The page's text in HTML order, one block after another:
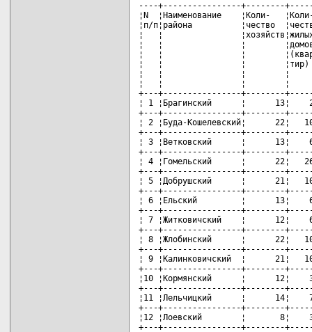
----+----------------+--------
¦N  ¦Наименование    ¦Коли-
¦п/п¦района          ¦чество
¦   ¦                ¦хозяйств¦жилых
¦   ¦                ¦        ¦домов
¦   ¦                ¦        ¦(квар-¦в
¦   ¦                ¦        ¦тир)
¦   ¦                ¦        ¦      ¦
¦   ¦                ¦        ¦
+---+----------------+--------
¦ 1 ¦Брагинский      ¦
+---+----------------+--------
¦ 2 ¦Буда-Кошелевский¦
+---+----------------+--------
¦ 3 ¦Ветковский      ¦
+---+----------------+--------
¦ 4 ¦Гомельский      ¦
+---+----------------+--------
¦ 5 ¦Добрушский      ¦
+---+----------------+--------
¦ 6 ¦Ельский         ¦
+---+----------------+--------
¦ 7 ¦Житковичский    ¦
+---+----------------+--------
¦ 8 ¦Жлобинский      ¦
+---+----------------+--------
¦ 9 ¦Калинковичский  ¦
+---+----------------+--------
¦10 ¦Кормянский      ¦
+---+----------------+--------
¦11 ¦Лельчицкий      ¦
+---+----------------+--------
¦12 ¦Лоевский        ¦
+---+----------------+--------